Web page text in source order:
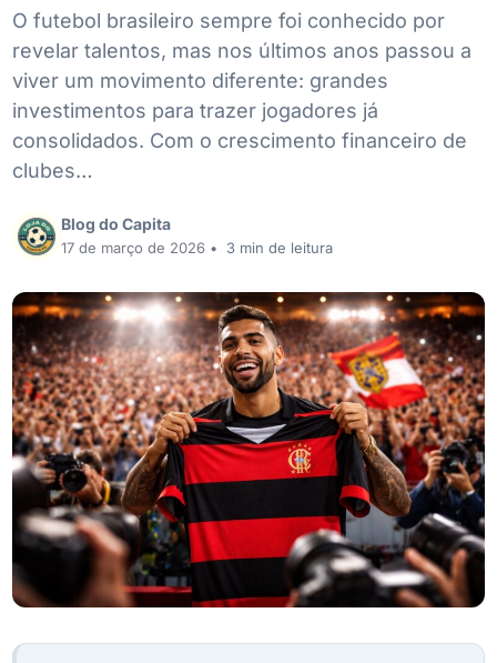
O futebol brasileiro sempre foi conhecido por
revelar talentos, mas nos últimos anos passou a
viver um movimento diferente: grandes
investimentos para trazer jogadores já
consolidados. Com o crescimento financeiro de
clubes…
Blog do Capita
17 de março de 2026 • 3 min de leitura